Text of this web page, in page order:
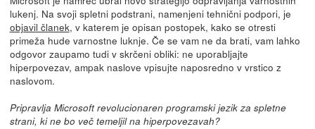
lukenj. Na svoji spletni podstrani, namenjeni tehnični podpori, je
objavil članek, v katerem je opisan postopek, kako se otresti
primeža hude varnostne luknje. Če se vam ne da brati, vam lahko
odgovor zaupamo tudi v skrčeni obliki: ne uporabljajte
hiperpovezav, ampak naslove vpisujte naposredno v vrstico z
naslovom.
Pripravlja Microsoft revolucionaren programski jezik za spletne
strani, ki ne bo več temeljil na hiperpovezavah?